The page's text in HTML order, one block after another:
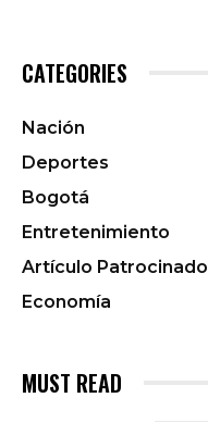
CATEGORIES
Nación
Deportes
Bogotá
Entretenimiento
Artículo Patrocinado
Economía
MUST READ